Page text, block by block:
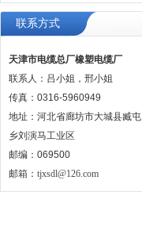
联系方式
天津市电缆总厂橡塑电缆厂
联系人：吕小姐，邢小姐
传真：0316-5960949
地址：河北省廊坊市大城县臧屯
乡刘演马工业区
邮编：069500
邮箱： tjxsdl@126.com